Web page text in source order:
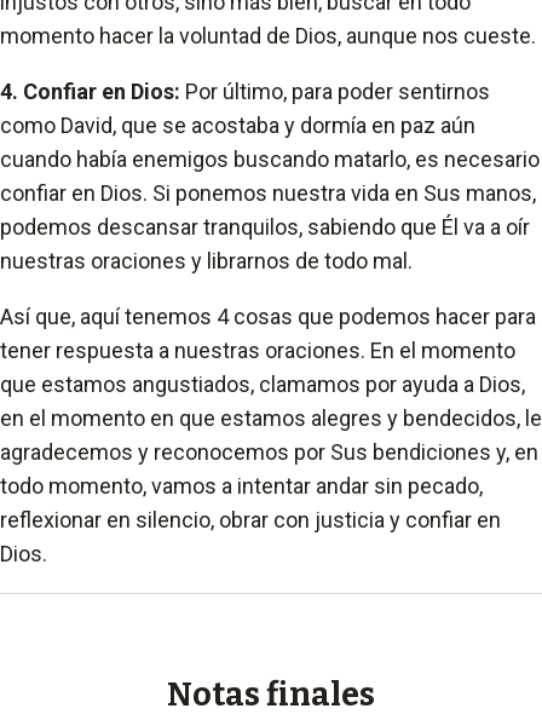
momento hacer la voluntad de Dios, aunque nos cueste.
4. Confiar en Dios: Por último, para poder sentirnos
como David, que se acostaba y dormía en paz aún
cuando había enemigos buscando matarlo, es necesario
confiar en Dios. Si ponemos nuestra vida en Sus manos,
podemos descansar tranquilos, sabiendo que Él va a oír
nuestras oraciones y librarnos de todo mal.
Así que, aquí tenemos 4 cosas que podemos hacer para
tener respuesta a nuestras oraciones. En el momento
que estamos angustiados, clamamos por ayuda a Dios,
en el momento en que estamos alegres y bendecidos, le
agradecemos y reconocemos por Sus bendiciones y, en
todo momento, vamos a intentar andar sin pecado,
reflexionar en silencio, obrar con justicia y confiar en
Dios.
Notas finales